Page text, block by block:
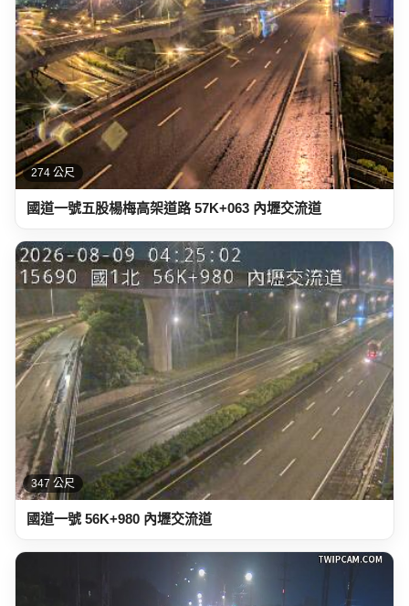
274 公尺
國道一號五股楊梅高架道路 57K+063 內壢交流道
347 公尺
國道一號 56K+980 內壢交流道